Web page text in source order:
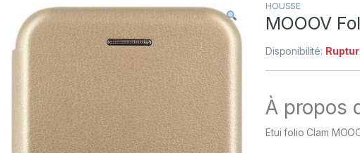
HOUSSE
MOOOV
Disponibilité:
À propos
Etui folio Clam